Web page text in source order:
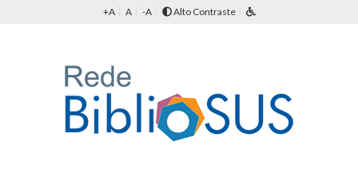
+A A -A Alto Contraste